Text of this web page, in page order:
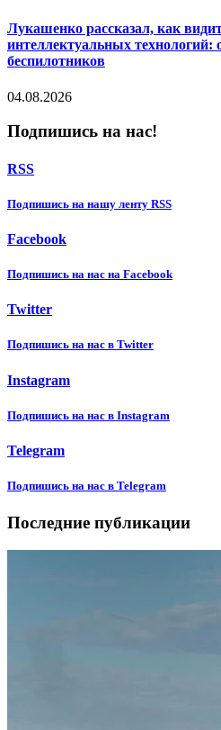
Лукашенко рассказал, как
интеллектуальных технологий:
беспилотников
04.08.2026
Подпишись на нас!
RSS
Подпишиcь на нашу ленту RSS
Facebook
Подпишиcь на нас на Facebook
Twitter
Подпишиcь на нас в Twitter
Instagram
Подпишиcь на нас в Instagram
Telegram
Подпишиcь на нас в Telegram
Последние публикации